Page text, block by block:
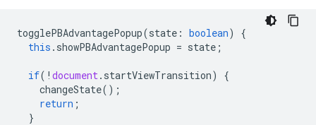
togglePBAdvantagePopup(state : boolean)
{
this . showPBAdvantagePopup = state ;
if( ! document . startViewTransition)
{
changeState();
return ;
}